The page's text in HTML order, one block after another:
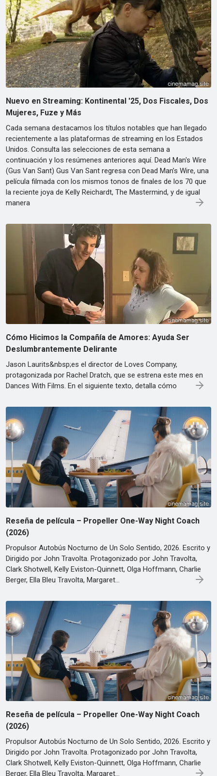
Nuevo en Streaming: Kontinental '25, Dos Fiscales, Dos
Mujeres, Fuze y Más
Cada semana destacamos los títulos notables que han llegado
recientemente a las plataformas de streaming en los Estados
Unidos. Consulta las selecciones de esta semana a
continuación y los resúmenes anteriores aquí. Dead Man's Wire
(Gus Van Sant) Gus Van Sant regresa con Dead Man’s Wire, una
película filmada con los mismos tonos de finales de los 70 que
la reciente joya de Kelly Reichardt, The Mastermind, y de igual
manera
Cómo Hicimos la Compañía de Amores: Ayuda Ser
Deslumbrantemente Delirante
Jason Laurits&nbsp;es el director de Loves Company,
protagonizada por Rachel Dratch, que se estrena este mes en
Dances With Films. En el siguiente texto, detalla cómo
Reseña de película – Propeller One-Way Night Coach
(2026)
Propulsor Autobús Nocturno de Un Solo Sentido, 2026. Escrito y
Dirigido por John Travolta. Protagonizado por John Travolta,
Clark Shotwell, Kelly Eviston-Quinnett, Olga Hoffmann, Charlie
Berger, Ella Bleu Travolta, Margaret…
Reseña de película – Propeller One-Way Night Coach
(2026)
Propulsor Autobús Nocturno de Un Solo Sentido, 2026. Escrito y
Dirigido por John Travolta. Protagonizado por John Travolta,
Clark Shotwell, Kelly Eviston-Quinnett, Olga Hoffmann, Charlie
Berger, Ella Bleu Travolta, Margaret…